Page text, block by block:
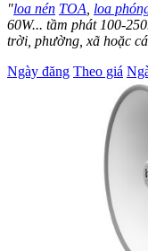
"loa nén TOA loa
60W... tầm phát 100-
trời, phường, xã hoặc
Ngày đăng Theo giá